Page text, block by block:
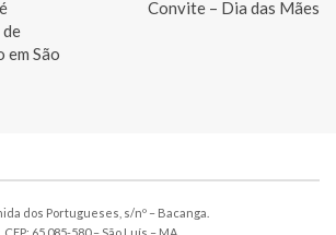
de
São
Convite – Dia das Mães
dos Portugueses, s/nº – Bacanga.
CEP: 65.085-580 – São Luís – MA